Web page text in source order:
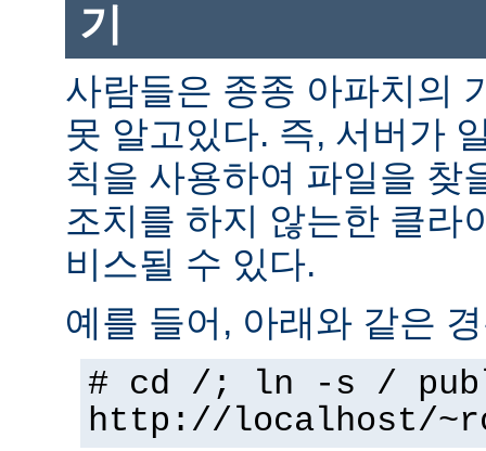
기
사람들은 종종 아파치의
못 알고있다. 즉, 서버가
칙을 사용하여 파일을 찾
조치를 하지 않는한 클라
비스될 수 있다.
예를 들어, 아래와 같은
# cd /; ln -s /
http://localhost/